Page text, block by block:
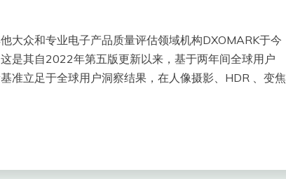
大众和专业电子产品质量评估领域机构DXOMARK于今
是其自2022年第五版更新以来，基于两年间全球用户
准立足于全球用户洞察结果，在人像摄影、HDR 、变焦